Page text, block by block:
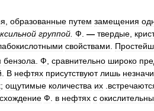
образованные путем замещения
группой Ф — твердые
свойствами
бензола Ф сравнительно широко
В нефтях присутствуют лишь
; ощутимые количества их
Ф в нефтях с